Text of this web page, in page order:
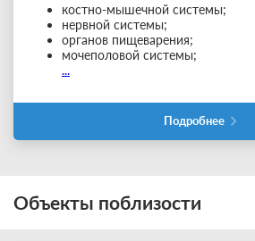
костно-мышечной системы;
нервной системы;
органов пищеварения;
мочеполовой системы;
...
Подробнее
Объекты поблизости